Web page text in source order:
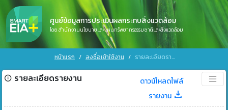
ศูนย์ข้อมูลการประเมินผลกระทบสิ่งแวดล้อม
โดย สำนักงานนโยบายและแผนทรัพยากรธรรมชาติและสิ่งแวดล้อม
หน้าแรก ลงชื่อเข้าใช้งาน รายละเอียดรายงาน
รายละเอียดรายงาน
ดาวน์โหลดไฟล์
รายงาน